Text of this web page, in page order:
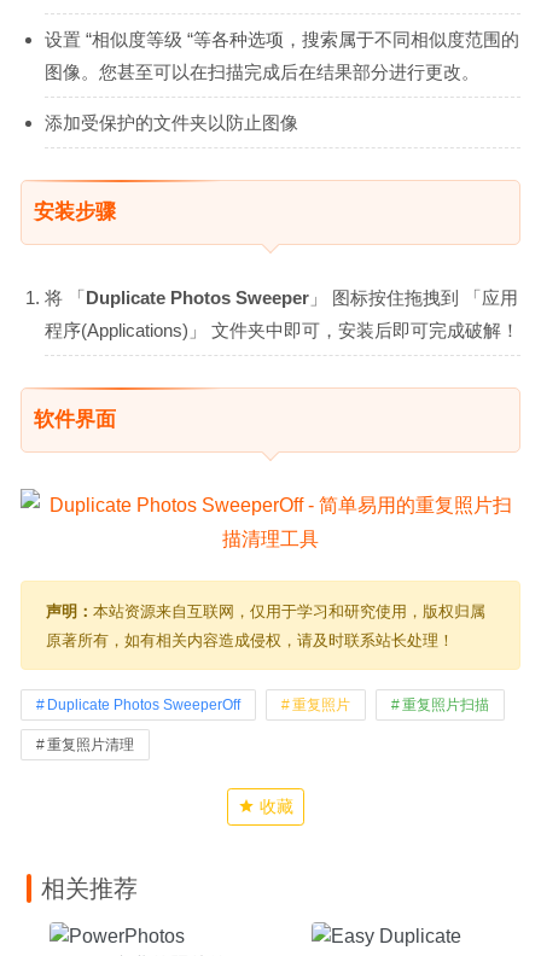
设置 “相似度等级 “等各种选项，搜索属于不同相似度范围的
图像。您甚至可以在扫描完成后在结果部分进行更改。
添加受保护的文件夹以防止图像
安装步骤
将 「Duplicate Photos Sweeper 」 图标按住拖拽到 「应用
程序(Applications)」 文件夹中即可，安装后即可完成破解！
软件界面
声明： 本站资源来自互联网，仅用于学习和研究使用，版权归属
原著所有，如有相关内容造成侵权，请及时联系站长处理！
Duplicate Photos SweeperOff 重复照片 重复照片扫描
重复照片清理
收藏
相关推荐